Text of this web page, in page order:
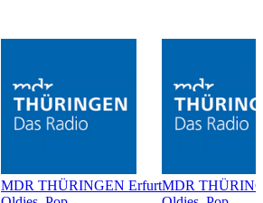
MDR THÜRINGEN ErfurtMDR